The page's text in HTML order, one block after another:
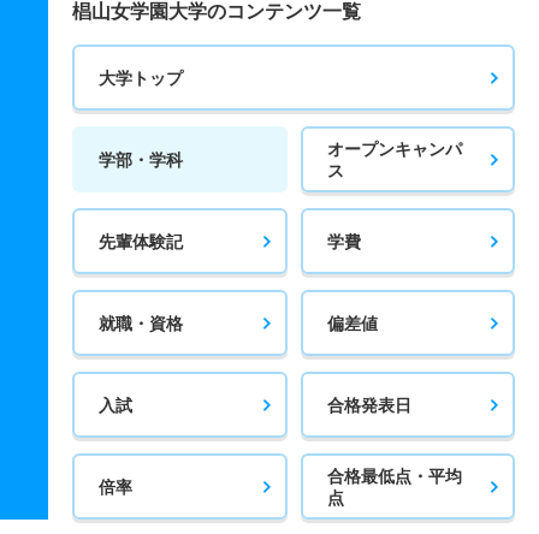
椙山女学園大学のコンテンツ一覧
大学トップ
学部・学科
オープンキャンパ
ス
先輩体験記 学費
就職・資格 偏差値
入試 合格発表日
倍率
合格最低点・平均
点